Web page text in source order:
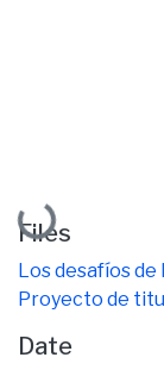
Loading...
Files
Los desafíos de
Proyecto de
Date